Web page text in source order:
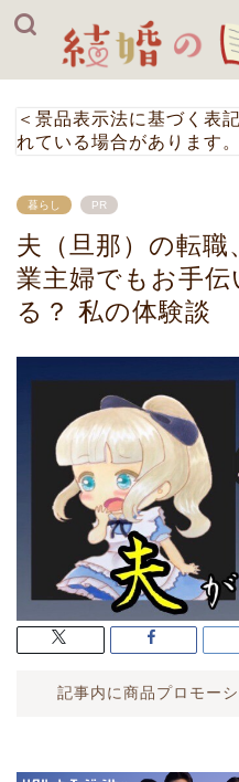
＜景品表示法に基づく表
れている場合があります。
暮らし PR
夫（旦那）の転
業主婦でもお手
る？ 私の体験談
記事内に商品プロモー